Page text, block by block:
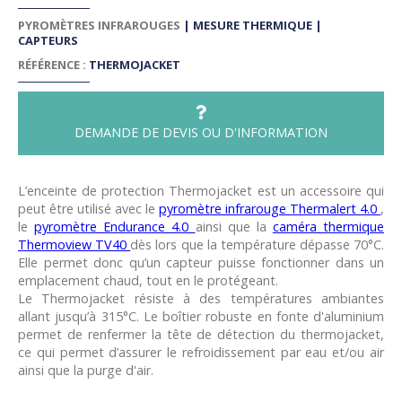
PYROMÈTRES INFRAROUGES | MESURE THERMIQUE |
CAPTEURS
RÉFÉRENCE : THERMOJACKET
DEMANDE DE DEVIS OU D'INFORMATION
L’enceinte de protection Thermojacket est un accessoire qui
peut être utilisé avec le pyromètre infrarouge Thermalert 4.0 ,
lepyromètre Endurance 4.0 ainsi que la caméra thermique
Thermoview TV40 dès lors que la température dépasse 70°C.
Elle permet donc qu’un capteur puisse fonctionner dans un
emplacement chaud, tout en le protégeant.
Le Thermojacket résiste à des températures ambiantes
allant jusqu’à 315°C. Le boîtier robuste en fonte d'aluminium
permet de renfermer la tête de détection du thermojacket,
ce qui permet d’assurer le refroidissement par eau et/ou air
ainsi que la purge d'air.